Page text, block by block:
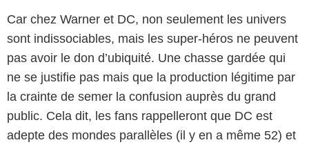
Car chez Warner et DC, non seulement les univers
sont indissociables, mais les super-héros ne peuvent
pas avoir le don d’ubiquité. Une chasse gardée qui
ne se justifie pas mais que la production légitime par
la crainte de semer la confusion auprès du grand
public. Cela dit, les fans rappelleront que DC est
adepte des mondes parallèles (il y en a même 52) et